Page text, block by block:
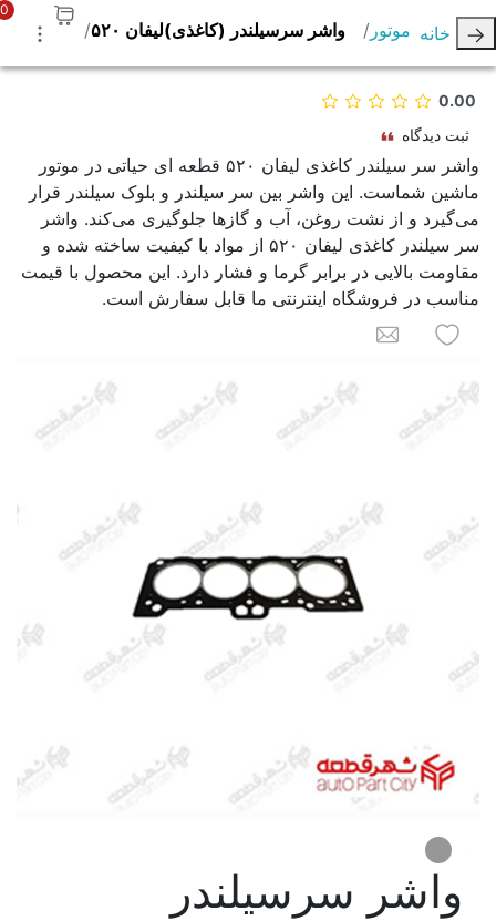
خانه موتور واشر سرسیلندر (کاغذی)لیفان ۵۲۰
0
0.00
ثبت دیدگاه
واشر سر سیلندر کاغذی لیفان ۵۲۰ قطعه ای حیاتی در موتور
ماشین شماست. این واشر بین سر سیلندر و بلوک سیلندر قرار
می‌گیرد و از نشت روغن، آب و گازها جلوگیری می‌کند. واشر
سر سیلندر کاغذی لیفان ۵۲۰ از مواد با کیفیت ساخته شده و
مقاومت بالایی در برابر گرما و فشار دارد. این محصول با قیمت
مناسب در فروشگاه اینترنتی ما قابل سفارش است.
به لیست علاقه مندی ها اضافه کنید
برای یک دوست ایمیل کنید
واشر سرسیلندر